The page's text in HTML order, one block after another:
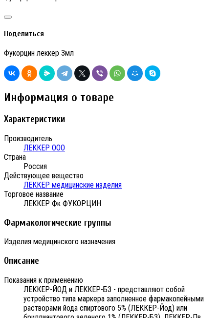
Поделиться
Фукорцин леккер 3мл
Информация о товаре
Характеристики
Производитель
ЛЕККЕР ООО
Страна
Россия
Действующее вещество
ЛЕККЕР медицинские изделия
Торговое название
ЛЕККЕР Фк ФУКОРЦИН
Фармакологические группы
Изделия медицинского назначения
Описание
Показания к применению
ЛЕККЕР-ЙОД и ЛЕККЕР-БЗ - представляют собой
устройство типа маркера заполненное фармакопейными
растворами йода спиртового 5% (ЛЕККЕР-Йод) или